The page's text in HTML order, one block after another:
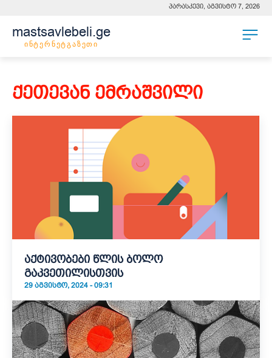
პარასკევი, აგვისტო 7, 2026
mastsavlebeli.ge
ინტერნეტგაზეთი
ქეთევან ემრაშვილი
აქტივობები წლის ბოლო
გაკვეთილისთვის
29 ᲐᲒᲕᲘᲡᲢᲝ, 2024 - 09:31